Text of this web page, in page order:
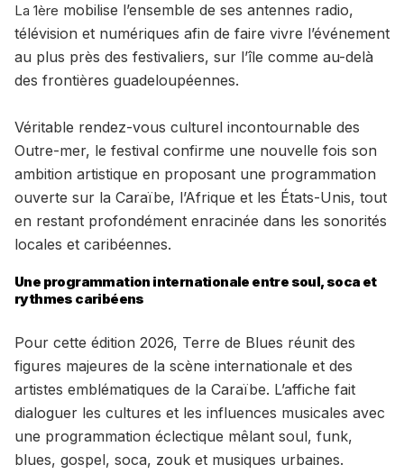
La 1ère mobilise l’ensemble de ses antennes radio,
télévision et numériques afin de faire vivre l’événement
au plus près des festivaliers, sur l’île comme au-delà
des frontières guadeloupéennes.
Véritable rendez-vous culturel incontournable des
Outre-mer, le festival confirme une nouvelle fois son
ambition artistique en proposant une programmation
ouverte sur la Caraïbe, l’Afrique et les États-Unis, tout
en restant profondément enracinée dans les sonorités
locales et caribéennes.
Une programmation internationale entre soul, soca et
rythmes caribéens
Pour cette édition 2026, Terre de Blues réunit des
figures majeures de la scène internationale et des
artistes emblématiques de la Caraïbe. L’affiche fait
dialoguer les cultures et les influences musicales avec
une programmation éclectique mêlant soul, funk,
blues, gospel, soca, zouk et musiques urbaines.